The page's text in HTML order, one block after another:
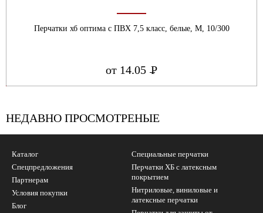
Перчатки хб оптима с ПВХ 7,5 класс, белые, М, 10/300
от 14.05 Р
УБ.
НЕДАВНО ПРОСМОТРЕНЫЕ
Каталог
Спецпредложения
Партнерам
Условия покупки
Блог
Специальные перчатки
Перчатки ХБ с латексным
покрытием
Нитриловые, виниловые и
латексные перчатки